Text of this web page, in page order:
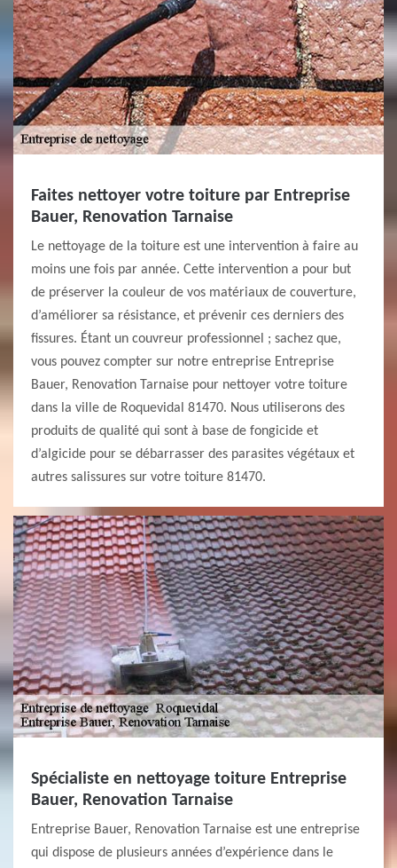
Faites nettoyer votre toiture par Entreprise
Bauer, Renovation Tarnaise
Le nettoyage de la toiture est une intervention à faire au
moins une fois par année. Cette intervention a pour but
de préserver la couleur de vos matériaux de couverture,
d’améliorer sa résistance, et prévenir ces derniers des
fissures. Étant un couvreur professionnel ; sachez que,
vous pouvez compter sur notre entreprise Entreprise
Bauer, Renovation Tarnaise pour nettoyer votre toiture
dans la ville de Roquevidal 81470. Nous utiliserons des
produits de qualité qui sont à base de fongicide et
d’algicide pour se débarrasser des parasites végétaux et
autres salissures sur votre toiture 81470.
Spécialiste en nettoyage toiture Entreprise
Bauer, Renovation Tarnaise
Entreprise Bauer, Renovation Tarnaise est une entreprise
qui dispose de plusieurs années d’expérience dans le